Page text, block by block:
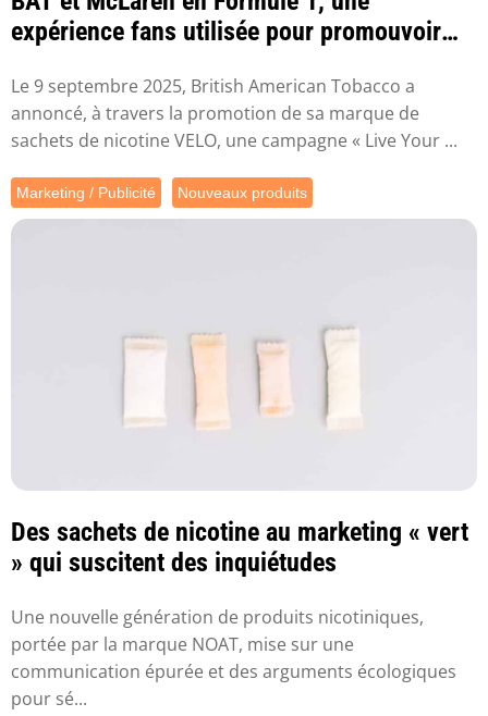
expérience fans utilisée pour promouvoir
Le 9 septembre 2025, British American Tobacco a
annoncé, à travers la promotion de sa marque de
sachets de nicotine VELO, une campagne « Live Your ...
Marketing / Publicité Nouveaux produits
Des sachets de nicotine au marketing « vert
» qui suscitent des inquiétudes
Une nouvelle génération de produits nicotiniques,
portée par la marque NOAT, mise sur une
communication épurée et des arguments écologiques
pour sé...